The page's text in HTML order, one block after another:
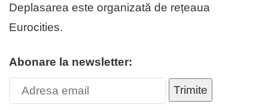
Deplasarea este organizată de rețeaua
Eurocities.
Abonare la newsletter:
Trimite